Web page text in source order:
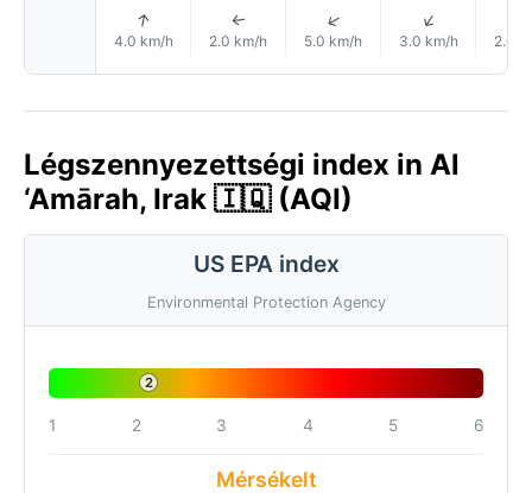
↑
4.0 km/h
↑
2.0 km/h
↑
5.0 km/h
↑
3.0 km/h 2.0
Légszennyezettségi index in Al
‘Amārah, Irak 🇮🇶 (AQI)
US EPA index
Environmental Protection Agency
2
1 2 3 4 5 6
Mérsékelt